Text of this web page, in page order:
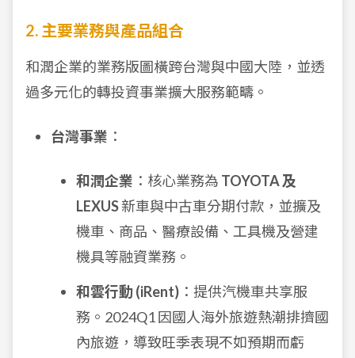
2. 主要業務與產品組合
和潤企業的業務版圖橫跨台灣與中國大陸，並透
過多元化的轉投資事業擴大服務範疇。
台灣事業 ：
和潤企業 ：核心業務為 TOYOTA 及
LEXUS新車與中古車分期付款，並擴及
機車、商品、醫療設備、工具機及營建
機具等融資業務。
和雲行動 (iRent) ：提供汽機車共享服
務。2024Q1 因國人海外旅遊熱潮排擠國
內旅遊，導致旺季表現不如預期而虧